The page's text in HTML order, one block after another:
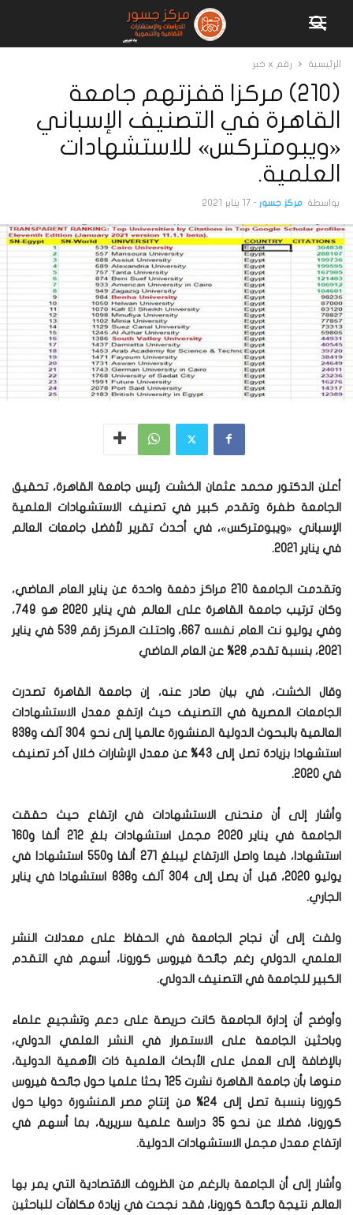
الرئيسية رقم x خبر
(210) مركزا قفزتهم جامعة
القاهرة في التصنيف الإسباني
«ويبومتركس» للاستشهادات
العلمية.
بواسطة مركز جسور - 17 يناير 2021
أعلن الدكتور محمد عثمان الخشت رئيس جامعة القاهرة، تحقيق
الجامعة طفرة وتقدم كبير في تصنيف الاستشهادات العلمية
الإسباني «ويبومتركس»، في أحدث تقرير لأفضل جامعات العالم
في يناير 2021.
وتقدمت الجامعة 210 مراكز دفعة واحدة عن يناير العام الماضي،
وكان ترتيب جامعة القاهرة على العالم في يناير 2020 هو 749،
وفي يوليو نت العام نفسه 667، واحتلت المركز رقم 539 في يناير
2021، بنسبة تقدم 28% عن العام الماضي
وقال الخشت، في بيان صادر عنه، إن جامعة القاهرة تصدرت
الجامعات المصرية في التصنيف حيث ارتفع معدل الاستشهادات
العالمية بالبحوث الدولية المنشورة عالميا إلى نحو 304 آلف و838
استشهادا بزيادة تصل إلى 43% عن معدل الإشارات خلال آخر تصنيف
في 2020.
وأشار إلى أن منحنى الاستشهادات في ارتفاع حيث حققت
الجامعة في يناير 2020 مجمل استشهادات بلغ 212 ألفا و160
استشهادا، فيما واصل الارتفاع ليبلغ 271 ألفا و550 استشهادا في
يوليو 2020، قبل أن يصل إلى 304 آلف و838 استشهادا في يناير
الجاري.
ولفت إلى أن نجاح الجامعة في الحفاظ على معدلات النشر
العلمي الدولي رغم جائحة فيروس كورونا، أسهم في التقدم
الكبير للجامعة في التصنيف الدولي.
وأوضح أن إدارة الجامعة كانت حريصة على دعم وتشجيع علماء
وباحثين الجامعة على الاستمرار في النشر العلمي الدولي،
بالإضافة إلى العمل على الأبحاث العلمية ذات الأهمية الدولية،
منوها بأن جامعة القاهرة نشرت 125 بحثا علميا حول جائحة فيروس
كورونا بنسبة تصل إلى 24% من إنتاج مصر المنشورة دوليا حول
كورونا، فضلا عن نحو 35 دراسة علمية سريرية، بما أسهم في
ارتفاع معدل مجمل الاستشهادات الدولية.
وأشار إلى أن الجامعة بالرغم من الظروف الاقتصادية التي يمر بها
العالم نتيجة جائحة كورونا، فقد نجحت في زيادة مكافآت للباحثين